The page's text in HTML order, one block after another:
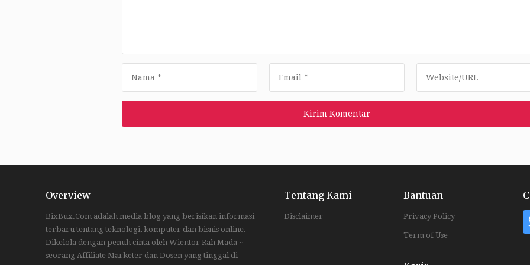
Overview
BixBux.Com adalah media blog yang berisikan informasi
terbaru tentang teknologi, komputer dan bisnis online.
Dikelola dengan penuh cinta oleh Wientor Rah Mada ~
seorang Affiliate Marketer dan Dosen yang tinggal di
Tentang Kami
Disclaimer
Bantuan
Privacy Policy
Term of Use